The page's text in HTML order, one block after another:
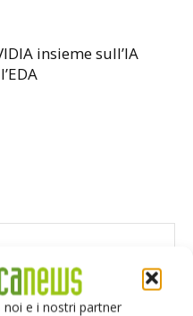
noi e i nostri partner
insieme sull’IA